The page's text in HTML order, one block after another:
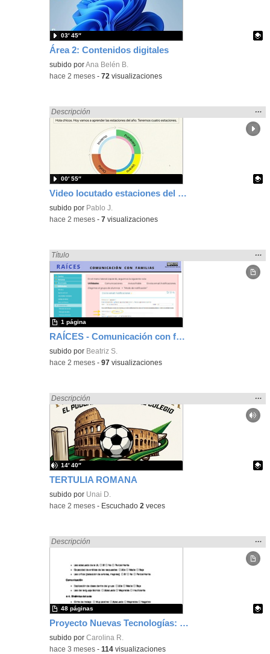
Área 2: Contenidos digitales
Contenido educativo.
subido porAna Belén B.
03′ 45″
-hace 2 meses -72 visualizaciones
Video locutado estaciones del año
Encontrado «Comunicación» en:
Descripción
la
…
Contenido educativo.
subido por Pablo J.
00′ 55″
-hace 2 meses -7 visualizaciones
RAÍCES - Comunicación con familias
Encontrado «Comunicación» en:
Título
la
…
subido por Beatriz S.
1 página
-hace 2 meses -97 visualizaciones
TERTULIA ROMANA
Encontrado «Comunicación» en:
Descripción
la
…
Contenido educativo.
subido por Unai D.
14′ 40″
-hace 2 meses - Escuchado2 veces
Proyecto Nuevas Tecnologías: IA, Radio, Programación y Robótica. IES de La Cabrera
Encontrado «Comunicación» en:
Descripción
la
…
Contenido educativo.
subido porCarolina R.
48 páginas
-hace 3 meses -114 visualizaciones